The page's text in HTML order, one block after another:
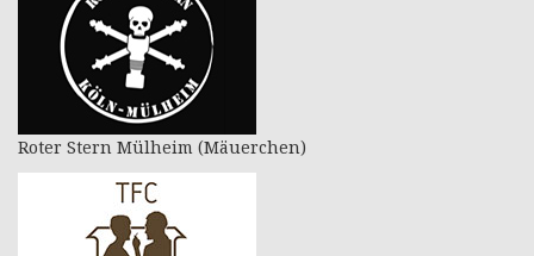
Roter Stern Mülheim (Mäuerchen)